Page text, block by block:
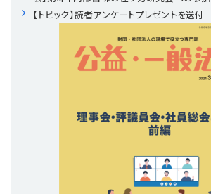
【連載】非営利法人AtoZei
【連載】労務管理の歩き方
【連載】AI活用のすすめ
【トピック】読者アンケートプレゼントを送付